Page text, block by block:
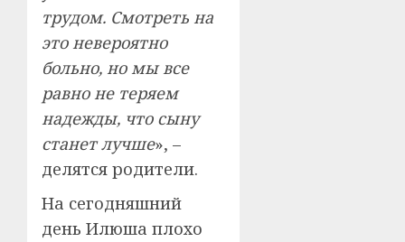
трудом. Смотреть на
это невероятно
больно, но мы все
равно не теряем
надежды, что сыну
станет лучше», –
делятся родители.
На сегодняшний
день Илюша плохо